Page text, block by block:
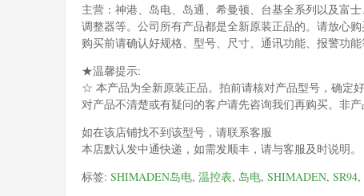
主营：神港、岛电、岛通、希曼顿、台基全系列以及富
调整器等。公司所有产品都是全新原装正品的。请放心购
购买前请确认好规格、型号、尺寸、通讯功能、报警功能
★温馨提示:
☆ 本产品为全新原装正品。拍前请核对产品型号，确定好
对产品不清楚或有疑问的客户请先咨询我们再购买。非
如在该店铺找不到该型号，请联系客服
本店默认发中通快递，如需发顺丰，请与客服及时说明。
标签: SHIMADEN岛电, 温控表, 岛电, SHIMADEN, SR94,